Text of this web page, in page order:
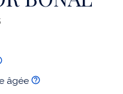
âgée